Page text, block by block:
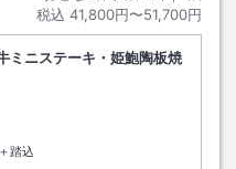
税込 41,800円〜51,700円
ミニステーキ・姫鮑陶板焼
踏込